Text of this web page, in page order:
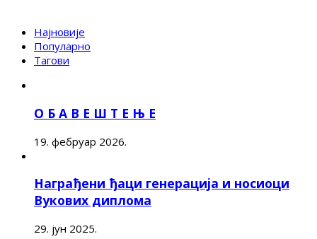
Најновије
Популарно
Тагови
О Б А В Е Ш Т Е Њ Е
19. фебруар 2026.
Награђени ђаци генерација и носиоци
Вукових диплома
29. јун 2025.